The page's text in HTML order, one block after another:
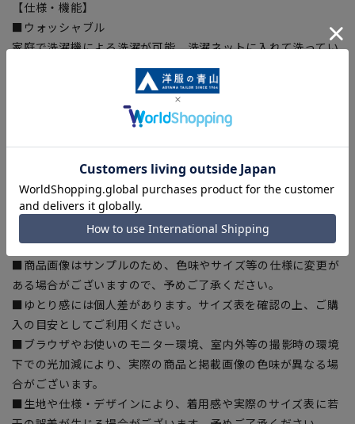
【仕様・機能】
■ウォッシャブル
家庭で洗濯機による洗濯が可能、洗濯ネットに入れて洗ってい
ただけます。さらにハンガーにかけてシャワーで汚れを洗い流
すシャワークリーンも可能です。
身体の動きを阻害しない抜群の着心地。
■折り目スッキリ
生地特性により綺麗なプリーツラインをキープ。
【シルエット】《やや細め(スッキリ)》(当社比)
【商品に関するご注意】
■商品画像はサンプルのため、色味やサイズ等の仕様に変更が
ある場合がございますので、予めご了承ください。
■ゆとり感には個人差があります。サイズ表を確認の上、ご購
入の目安としてご利用ください。
■ブラウザやお使いのモニター環境、室内外等の撮影時の環境
下での光加減により、実際の商品と掲載画像の色味が異なる場
合がございます。
■生地や仕様・デザインにより、着用感や実際のサイズ表に若